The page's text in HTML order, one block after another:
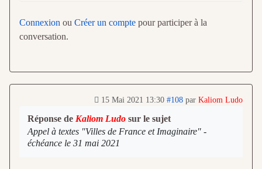
Connexion ou Créer un compte pour participer à la
conversation.
15 Mai 2021 13:30 #108 par Kaliom Ludo
Réponse de Kaliom Ludo sur le sujet
Appel à textes "Villes de France et Imaginaire" -
échéance le 31 mai 2021